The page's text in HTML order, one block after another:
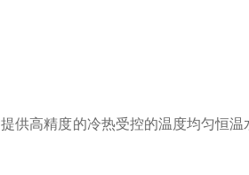
供高精度的冷热受控的温度均匀恒